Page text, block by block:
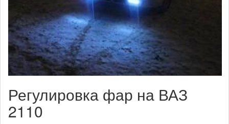
Регулировка фар на ВАЗ
2110